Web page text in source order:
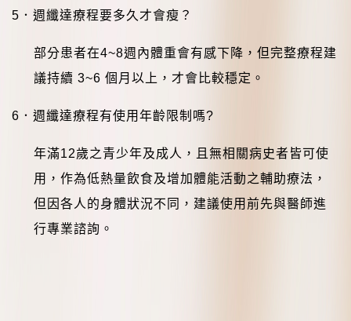
5 ．週纖達療程要多久才會瘦？
部分患者在4~8週內體重會有感下降，但完整療程建
議持續 3~6 個月以上，才會比較穩定。
6 ．週纖達療程有使用年齡限制嗎?
年滿12歲之青少年及成人，且無相關病史者皆可使
用，作為低熱量飲食及增加體能活動之輔助療法，
但因各人的身體狀況不同，建議使用前先與醫師進
行專業諮詢。